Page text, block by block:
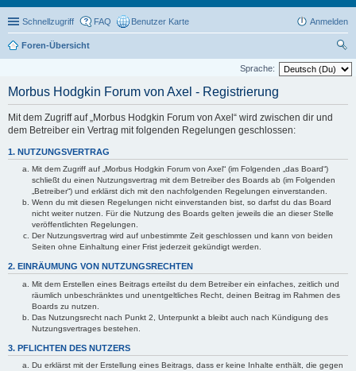
Schnellzugriff FAQ Benutzer Karte Anmelden
Foren-Übersicht
uc
Sprache:
Morbus Hodgkin Forum von Axel - Registrierung
Mit dem Zugriff auf „Morbus Hodgkin Forum von Axel“ wird zwischen dir und
dem Betreiber ein Vertrag mit folgenden Regelungen geschlossen:
1. NUTZUNGSVERTRAG
Mit dem Zugriff auf „Morbus Hodgkin Forum von Axel“ (im Folgenden „das Board“)
schließt du einen Nutzungsvertrag mit dem Betreiber des Boards ab (im Folgenden
„Betreiber“) und erklärst dich mit den nachfolgenden Regelungen einverstanden.
Wenn du mit diesen Regelungen nicht einverstanden bist, so darfst du das Board
nicht weiter nutzen. Für die Nutzung des Boards gelten jeweils die an dieser Stelle
veröffentlichten Regelungen.
Der Nutzungsvertrag wird auf unbestimmte Zeit geschlossen und kann von beiden
Seiten ohne Einhaltung einer Frist jederzeit gekündigt werden.
2. EINRÄUMUNG VON NUTZUNGSRECHTEN
Mit dem Erstellen eines Beitrags erteilst du dem Betreiber ein einfaches, zeitlich und
räumlich unbeschränktes und unentgeltliches Recht, deinen Beitrag im Rahmen des
Boards zu nutzen.
Das Nutzungsrecht nach Punkt 2, Unterpunkt a bleibt auch nach Kündigung des
Nutzungsvertrages bestehen.
3. PFLICHTEN DES NUTZERS
Du erklärst mit der Erstellung eines Beitrags, dass er keine Inhalte enthält, die gegen